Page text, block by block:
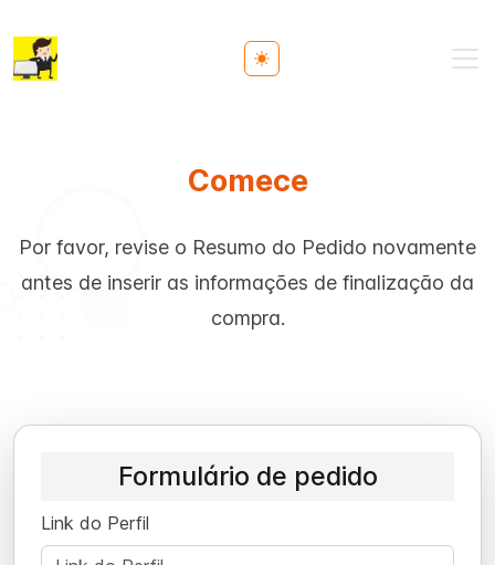
Toggle theme
Comece
Por favor, revise o Resumo do Pedido novamente
antes de inserir as informações de finalização da
compra.
Formulário de pedido
Link do Perfil